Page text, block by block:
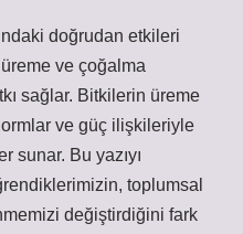
doğrudan etkileri
ve çoğalma
sağlar. Bitkilerin üreme
ve güç ilişkileriyle
sunar. Bu yazıyı
toplumsal
değiştirdiğini fark